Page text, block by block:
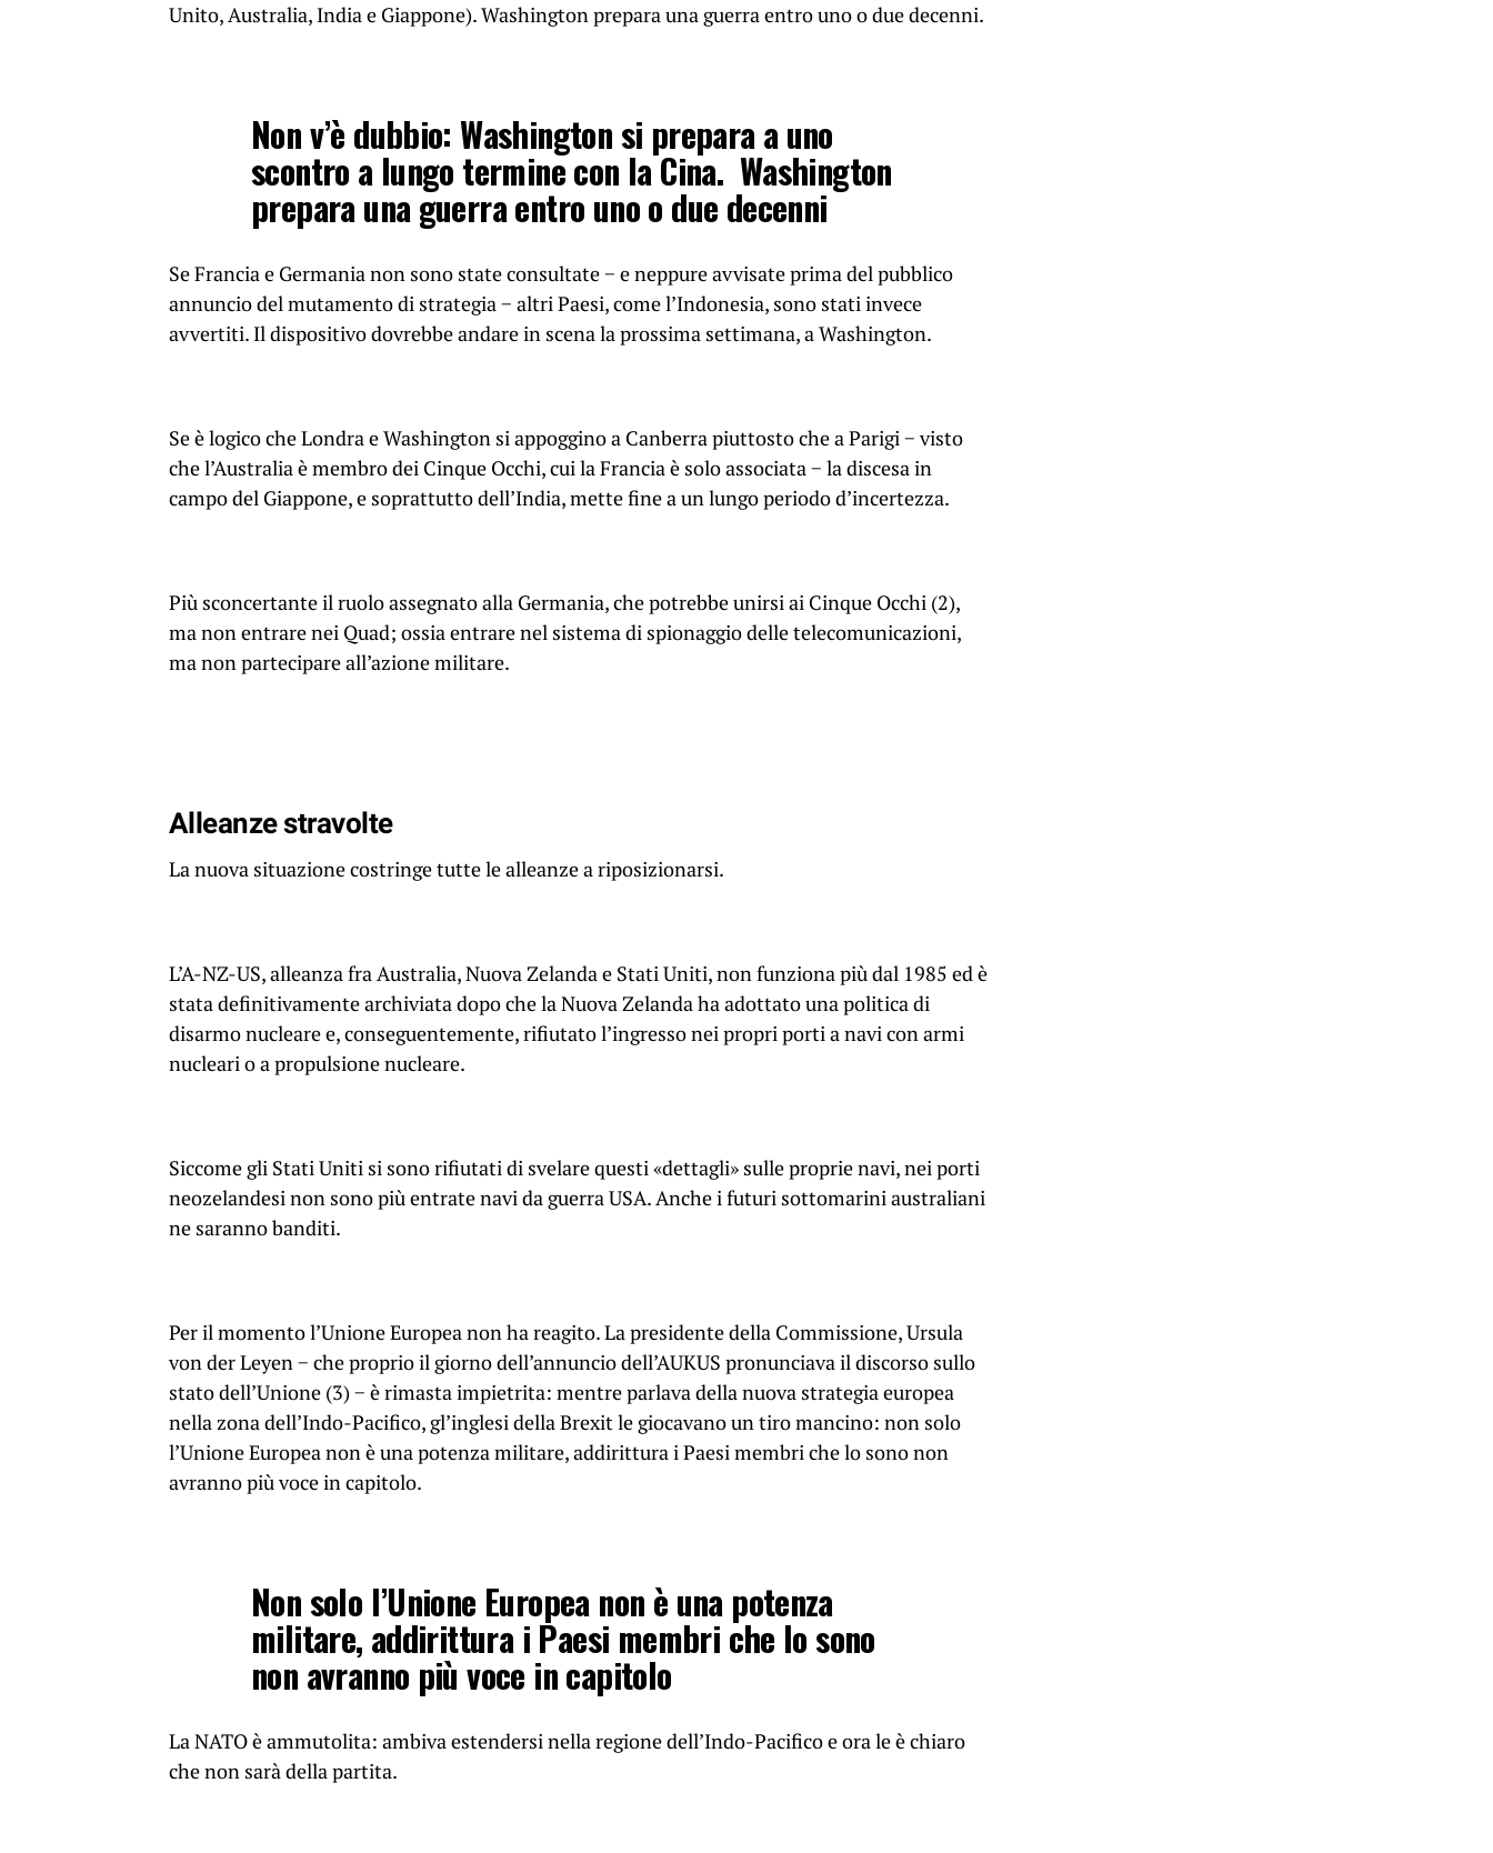
Unito, Australia, India e Giappone). Washington prepara una guerra entro uno o due decenni.
Non v’è dubbio: Washington si prepara a uno
scontro a lungo termine con la Cina. Washington
prepara una guerra entro uno o due decenni
Se Francia e Germania non sono state consultate − e neppure avvisate prima del pubblico
annuncio del mutamento di strategia − altri Paesi, come l’Indonesia, sono stati invece
avvertiti. Il dispositivo dovrebbe andare in scena la prossima settimana, a Washington.
Se è logico che Londra e Washington si appoggino a Canberra piuttosto che a Parigi − visto
che l’Australia è membro dei Cinque Occhi, cui la Francia è solo associata − la discesa in
campo del Giappone, e soprattutto dell’India, mette fine a un lungo periodo d’incertezza.
Più sconcertante il ruolo assegnato alla Germania, che potrebbe unirsi ai Cinque Occhi (2),
ma non entrare nei Quad; ossia entrare nel sistema di spionaggio delle telecomunicazioni,
ma non partecipare all’azione militare.
Alleanze stravolte
La nuova situazione costringe tutte le alleanze a riposizionarsi.
L’A-NZ-US, alleanza fra Australia, Nuova Zelanda e Stati Uniti, non funziona più dal 1985 ed è
stata definitivamente archiviata dopo che la Nuova Zelanda ha adottato una politica di
disarmo nucleare e, conseguentemente, rifiutato l’ingresso nei propri porti a navi con armi
nucleari o a propulsione nucleare.
Siccome gli Stati Uniti si sono rifiutati di svelare questi «dettagli» sulle proprie navi, nei porti
neozelandesi non sono più entrate navi da guerra USA. Anche i futuri sottomarini australiani
ne saranno banditi.
Per il momento l’Unione Europea non ha reagito. La presidente della Commissione, Ursula
von der Leyen − che proprio il giorno dell’annuncio dell’AUKUS pronunciava il discorso sullo
stato dell’Unione (3) − è rimasta impietrita: mentre parlava della nuova strategia europea
nella zona dell’Indo-Pacifico, gl’inglesi della Brexit le giocavano un tiro mancino: non solo
l’Unione Europea non è una potenza militare, addirittura i Paesi membri che lo sono non
avranno più voce in capitolo.
Non solo l’Unione Europea non è una potenza
militare, addirittura i Paesi membri che lo sono
non avranno più voce in capitolo
La NATO è ammutolita: ambiva estendersi nella regione dell’Indo-Pacifico e ora le è chiaro
che non sarà della partita.